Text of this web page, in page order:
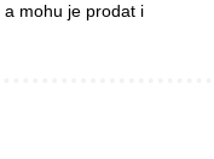
mohu je prodat i